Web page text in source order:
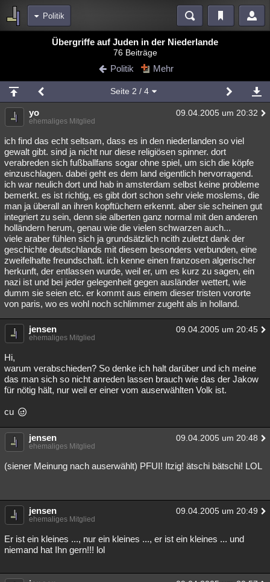
Politik
Blogs
Chat Wiki Neuigkeiten
meine Rubriken
Menschen Mystery Kriminalfälle
Spiritualität Verschwörungen Technologie Ufologie
Natur Umfragen Unterhaltung
weitere Rubriken
Philosophie Träume Orte Esoterik Literatur
Astronomie Helpdesk Gruppen Gaming Filme
Musik Clash Verbesserungen Allmystery English
Übersichten
Besucht Teilgenommen Alle Neue Geschlossen
Lesenswert Schlüsselwörter
Übergriffe auf Juden in der Niederlande
76 Beiträge
Politik Mehr
Seite 2 / 4
yo 09.04.2005 um 20:32
ehemaliges Mitglied
ich find das echt seltsam, dass es in den niederlanden so viel
gewalt gibt. sind ja nicht nur diese religiösen spinner. dort
verabreden sich fußballfans sogar ohne spiel, um sich die köpfe
einzuschlagen. dabei geht es dem land eigentlich hervorragend.
ich war neulich dort und hab in amsterdam selbst keine probleme
bemerkt. es ist richtig, es gibt dort schon sehr viele moslems, die
man ja überall an ihren kopftüchern erkennt. aber sie scheinen gut
integriert zu sein, denn sie alberten ganz normal mit den anderen
holländern herum, genau wie die vielen schwarzen auch...
viele araber fühlen sich ja grundsätzlich ncith zuletzt dank der
geschichte deutschlands mit diesem besonders verbunden, eine
zweifelhafte freundschaft. ich kenne einen franzosen algerischer
herkunft, der entlassen wurde, weil er, um es kurz zu sagen, ein
nazi ist und bei jeder gelegenheit gegen ausländer wettert, wie
dumm sie seien etc. er kommt aus einem dieser tristen vororte
von paris, wo es wohl noch schlimmer zugeht als in holland.
jensen 09.04.2005 um 20:45
ehemaliges Mitglied
Hi,
warum verabschieden? So denke ich halt darüber und ich meine
das man sich so nicht anreden lassen brauch wie das der Jakow
für nötig hält, nur weil er einer vom auserwählten Volk ist.
cu
jensen 09.04.2005 um 20:48
ehemaliges Mitglied
(siener Meinung nach auserwählt) PFUI! Itzig! ätschi bätschi! LOL
jensen 09.04.2005 um 20:49
ehemaliges Mitglied
Er ist ein kleines ..., nur ein kleines ..., er ist ein kleines ... und
niemand hat Ihn gern!!! lol